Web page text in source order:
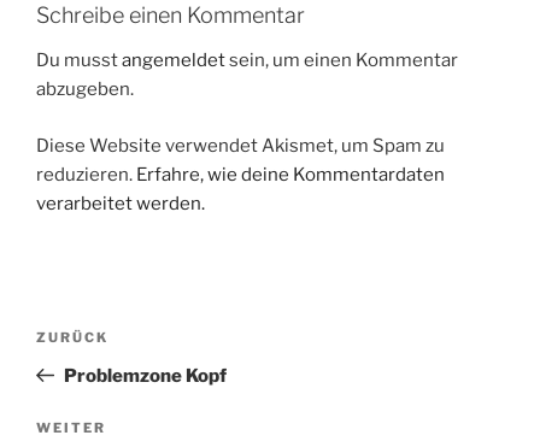
Schreibe einen Kommentar
Du musstangemeldetsein, um einen Kommentar
abzugeben.
Diese Website verwendet Akismet, um Spam zu
reduzieren. Erfahre, wie deine Kommentardaten
verarbeitet werden.
Beitragsnavigation
Vorheriger
Beitrag
ZURÜCK
Problemzone Kopf
Nächster
WEITER